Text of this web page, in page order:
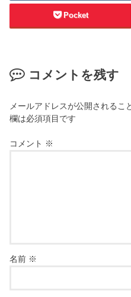
Pocket
コメントを残す
メールアドレスが公開されるこ
欄は必須項目です
コメント ※
名前 ※